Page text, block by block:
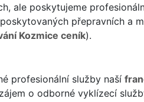
ale poskytujeme
přepravních a
Kozmice ceník).
profesionální služby naší
o odborné vyklízecí